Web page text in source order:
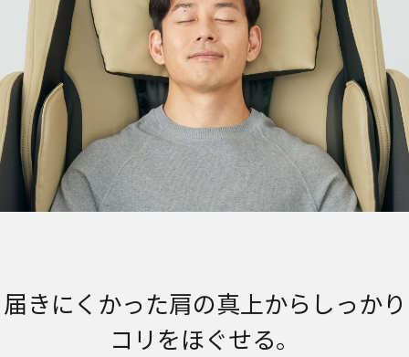
届きにくかった肩の真上からしっかり
コリをほぐせる。